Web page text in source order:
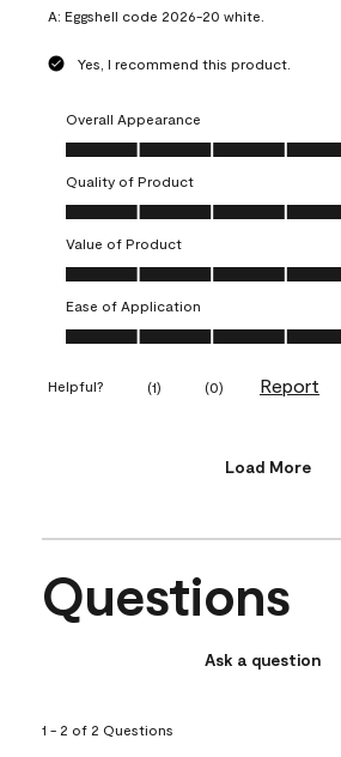
A: Eggshell code 2026-20 white.
Yes, I recommend this product.
Overall Appearance
Overall Appearance, 5.0 out of 5
Quality of Product
Quality of Product, 5.0 out of 5
Value of Product
Value of Product, 5.0 out of 5
Ease of Application
Ease of Application, 5.0 out of 5
Helpful? (1) (0) Report
Load More
Questions
Ask a question
1 - 2 of 2 Questions